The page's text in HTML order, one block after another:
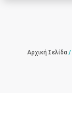
Αρχική Σελίδα/